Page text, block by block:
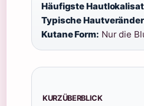
Häufigste
Typische
Kutane Form: Nur die
KURZÜBERBLICK